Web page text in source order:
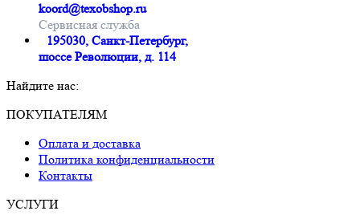
koord@texobshop.ru
Сервисная служба
195030, Санкт-Петербург,
шоссе Революции, д. 114
Найдите нас:
Почта
opens
new
Вконтакте
opens
new
Whatsapp
opens
new
Telegram
opens
new
ПОКУПАТЕЛЯМ
Оплата и доставка
Политика конфиденциальности
Контакты
УСЛУГИ